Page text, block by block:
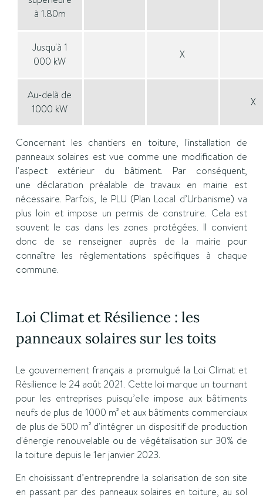
à 1.80m
Jusqu'à 1
000 kW
X
Au-delà de
1000 kW
X
Concernant les chantiers en toiture, l'installation de
panneaux solaires est vue comme une modification de
l'aspect extérieur du bâtiment. Par conséquent,
une déclaration préalable de travaux en mairie est
nécessaire. Parfois, le PLU (Plan Local d’Urbanisme) va
plus loin et impose un permis de construire. Cela est
souvent le cas dans les zones protégées. Il convient
donc de se renseigner auprès de la mairie pour
connaître les réglementations spécifiques à chaque
commune.
Loi Climat et Résilience : les
panneaux solaires sur les toits
Le gouvernement français a promulgué la Loi Climat et
Résilience le 24 août 2021. Cette loi marque un tournant
pour les entreprises puisqu’elle impose aux bâtiments
neufs de plus de 1000 m² et aux bâtiments commerciaux
de plus de 500 m² d'intégrer un dispositif de production
d'énergie renouvelable ou de végétalisation sur 30% de
la toiture depuis le 1er janvier 2023.
En choisissant d’entreprendre la solarisation de son site
en passant par des panneaux solaires en toiture, au sol